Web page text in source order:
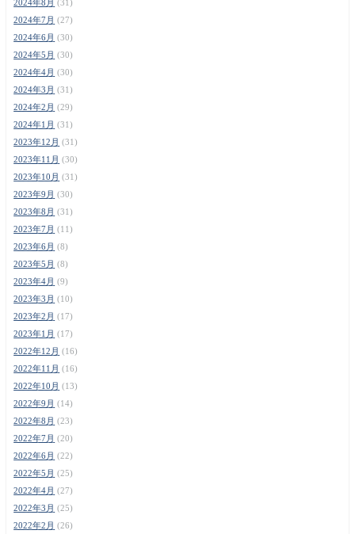
2024年8月 (31)
2024年7月 (27)
2024年6月 (30)
2024年5月 (30)
2024年4月 (30)
2024年3月 (31)
2024年2月 (29)
2024年1月 (31)
2023年12月 (31)
2023年11月 (30)
2023年10月 (31)
2023年9月 (30)
2023年8月 (31)
2023年7月 (11)
2023年6月 (8)
2023年5月 (8)
2023年4月 (9)
2023年3月 (10)
2023年2月 (17)
2023年1月 (17)
2022年12月 (16)
2022年11月 (16)
2022年10月 (13)
2022年9月 (14)
2022年8月 (23)
2022年7月 (20)
2022年6月 (22)
2022年5月 (25)
2022年4月 (27)
2022年3月 (25)
2022年2月 (26)